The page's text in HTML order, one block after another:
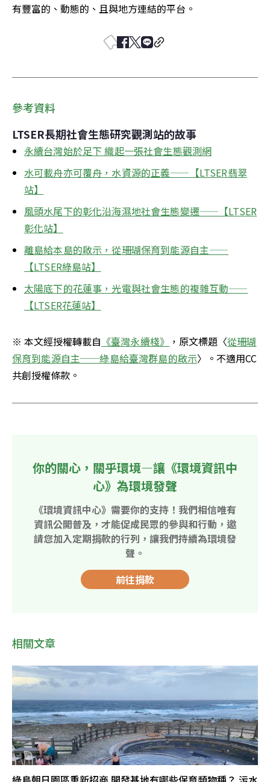
有豐富的、動態的、且與地方連結的平台。
參考資料
LTSER長期社會生態研究觀測站的故事
永續台灣始於足下 織起一張社會生態觀測網
水可載舟亦可覆舟，水資源的正義——【LTSER翡翠
站】
風頭水尾下的彰化沿海濕地社會生態變遷——【LTSER
彰化站】
離島給本島的啟示，從珊瑚保育到能源自主——
【LTSER綠島站】
太陽底下的花蓮事，光電與社會生態的複雜互動——
【LTSER花蓮站】
※ 本文經授權轉載自 《臺灣永續棧》 ，原文標題〈從珊瑚
保育到能源自主──綠島給臺灣群島的啟示〉。不適用CC
共創授權條款。
你的關心，關乎環境—讓《環境資訊中
心》為環境發聲
《環境資訊中心》需要你的支持！我們相信唯有
資訊公開普及，才能促成民眾的參與和行動，邀
請您加入定期捐款的行列，讓我們持續為環境發
聲。
前往捐款
相關文章